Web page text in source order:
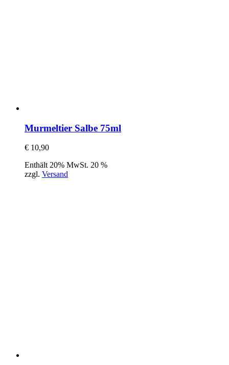
Murmeltier Salbe 75ml
€ 10,90
Enthält 20% MwSt. 20 %
zzgl. Versand